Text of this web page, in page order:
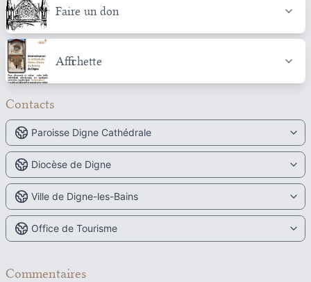
Faire un don
Affichette
Contacts
Paroisse Digne Cathédrale
Diocèse de Digne
Ville de Digne-les-Bains
Office de Tourisme
Commentaires